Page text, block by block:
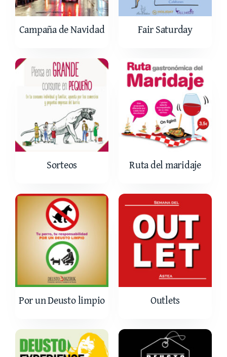
Empresas asociadas
Campaña de Navidad Fair Saturday
Sorteos Ruta del maridaje
Por un Deusto limpio Outlets